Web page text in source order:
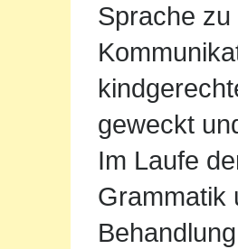
Sprache
geweckt
Im Laufe
Grammatik